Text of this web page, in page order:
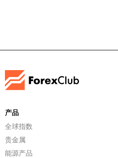
产品
全球指数
贵金属
能源产品